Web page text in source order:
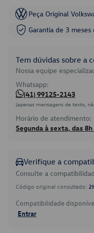
Peça Original
Garantia de 3
Tem dúvidas sobre a
Nossa equipe
Whatsapp:
(41) 99125-2143
(apenas mensagens de texto,
Horário de atendimento:
Segunda à sexta, das 8h
Verifique a
Consulte a
Código original consultado:
Compatibilidade
Entrar